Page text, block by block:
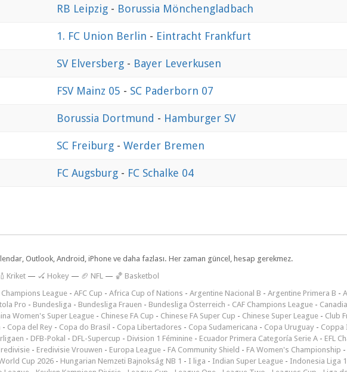
RB Leipzig - Borussia Mönchengladbach
1. FC Union Berlin - Eintracht Frankfurt
SV Elversberg - Bayer Leverkusen
FSV Mainz 05 - SC Paderborn 07
Borussia Dortmund - Hamburger SV
SC Freiburg - Werder Bremen
FC Augsburg - FC Schalke 04
Outlook, Android, iPhone ve daha fazlası. Her zaman güncel, hesap gerekmez.
Kriket — 🏑 Hokey — 🏈 NFL — 🏀 Basketbol
Champions League - AFC Cup - Africa Cup of Nations - Argentine Nacional B - Argentine Primera B -
Pro - Bundesliga - Bundesliga Frauen - Bundesliga Österreich - CAF Champions League -
Women's Super League - Chinese FA Cup - Chinese FA Super Cup - Chinese Super League - Club
- Copa del Rey - Copa do Brasil - Copa Libertadores - Copa Sudamericana - Copa Uruguay - Coppa
- DFB-Pokal - DFL-Supercup - Division 1 Féminine - Ecuador Primera Categoría Serie A - EFL
- Eredivisie Vrouwen - Europa League - FA Community Shield - FA Women's Championship -
Cup 2026 - Hungarian Nemzeti Bajnokság NB 1 - I liga - Indian Super League - Indonesia Liga 1